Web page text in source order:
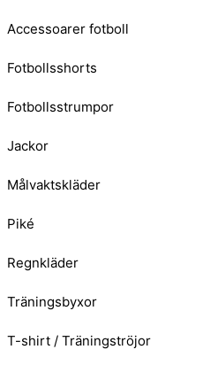
Accessoarer fotboll
Fotbollsshorts
Fotbollsstrumpor
Jackor
Målvaktskläder
Piké
Regnkläder
Träningsbyxor
T-shirt / Träningströjor